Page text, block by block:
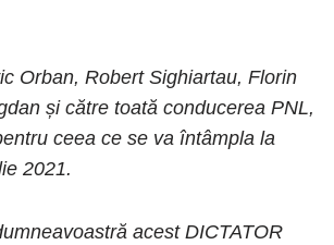
Orban, Robert Sighiartau, Florin
și către toată conducerea PNL,
ceea ce se va întâmpla la
2021.
acest DICTATOR